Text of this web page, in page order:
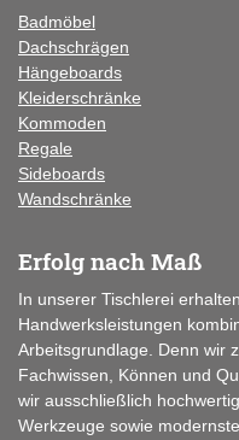
Badmöbel
Dachschrägen
Hängeboards
Kleiderschränke
Kommoden
Regale
Sideboards
Wandschränke
Erfolg nach Maß
In unserer Tischlerei
Handwerksleistungen
Arbeitsgrundlage. Denn wir
Fachwissen, Können und
wir ausschließlich
Werkzeuge sowie